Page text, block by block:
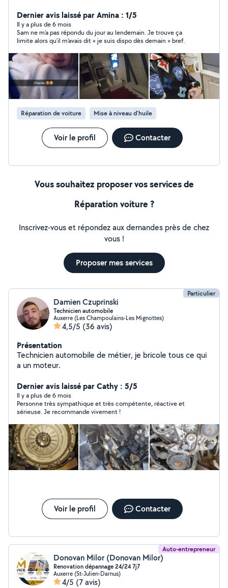
Dernier avis laissé par Amina : 1/5
Il y a plus de 6 mois
Sam ne m’a pas répondu du jour au lendemain. Je trouve ça
limite alors qu’il m’avais dit « je suis dispo dès demain » bref.
Réparation de voiture Mise à niveau d'huile
Voir le profil Contacter
Vous souhaitez proposer vos services de
Réparation voiture ?
Inscrivez-vous et répondez aux demandes près de chez
vous !
Proposer mes services
Particulier
Damien Czuprinski
Technicien automobile
Auxerre (Les Champoulains-Les Mignottes)
4,5/5 (36 avis)
Présentation
Technicien automobile de métier, je bricole tous ce qui
a un moteur.
Dernier avis laissé par Cathy : 5/5
Il y a plus de 6 mois
Personne très sympathique et très compétente, réactive et
sérieuse. Je recommande vivement !
Voir le profil Contacter
Auto-entrepreneur
Donovan Milor (Donovan Milor)
Renovation dépannage 24/24 7j7
Auxerre (St-Julien-Darnus)
4/5 (7 avis)